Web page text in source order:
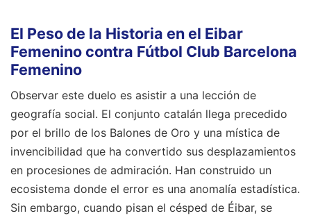
El Peso de la Historia en el Eibar
Femenino contra Fútbol Club Barcelona
Femenino
Observar este duelo es asistir a una lección de
geografía social. El conjunto catalán llega precedido
por el brillo de los Balones de Oro y una mística de
invencibilidad que ha convertido sus desplazamientos
en procesiones de admiración. Han construido un
ecosistema donde el error es una anomalía estadística.
Sin embargo, cuando pisan el césped de Éibar, se